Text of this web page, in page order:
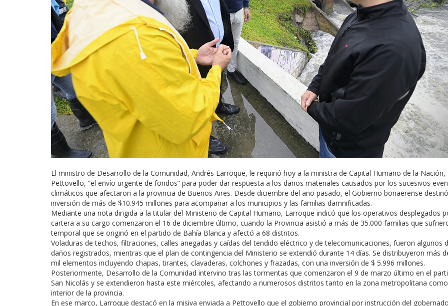
El ministro de Desarrollo de la Comunidad, Andrés Larroque, le requirió hoy a la ministra de Capital Humano de la Nación,
Pettovello, “el envío urgente de fondos” para poder dar respuesta a los daños materiales causados por los sucesivos
climáticos que afectaron a la provincia de Buenos Aires. Desde diciembre del año pasado, el Gobierno bonaerense
inversión de más de $10.945 millones para acompañar a los municipios y las familias damnificadas.
Mediante una nota dirigida a la titular del Ministerio de Capital Humano, Larroque indicó que los operativos desplegados
cartera a su cargo comenzaron el 16 de diciembre último, cuando la Provincia asistió a más de 35.000 familias que
temporal que se originó en el partido de Bahía Blanca y afectó a 68 distritos.
Voladuras de techos, filtraciones, calles anegadas y caídas del tendido eléctrico y de telecomunicaciones, fueron algunos
daños registrados, mientras que el plan de contingencia del Ministerio se extendió durante 14 días. Se distribuyeron más
mil elementos incluyendo chapas, tirantes, clavaderas, colchones y frazadas, con una inversión de $ 5.996 millones.
Posteriormente, Desarrollo de la Comunidad intervino tras las tormentas que comenzaron el 9 de marzo último en el
San Nicolás y se extendieron hasta este miércoles, afectando a numerosos distritos tanto en la zona metropolitana
interior de la provincia.
En ese marco, Larroque destacó en la misiva enviada a Pettovello que el gobierno provincial por instrucción del